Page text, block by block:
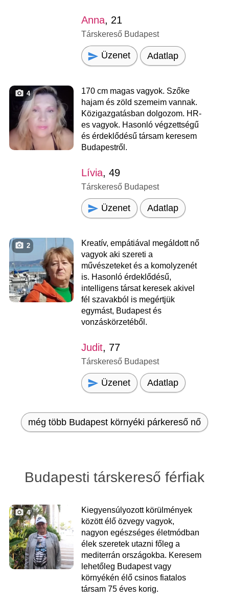
Anna, 21
Társkereső Budapest
Üzenet Adatlap
4
170 cm magas vagyok. Szőke
hajam és zöld szemeim vannak.
Közigazgatásban dolgozom. HR-
es vagyok. Hasonló végzettségű
és érdeklődésű társam keresem
Budapestről.
Lívia, 49
Társkereső Budapest
Üzenet Adatlap
2
Kreatív, empátiával megáldott nő
vagyok aki szereti a
művészeteket és a komolyzenét
is. Hasonló érdeklődésű,
intelligens társat keresek akivel
fél szavakból is megértjük
egymást, Budapest és
vonzáskörzetéből.
Judit, 77
Társkereső Budapest
Üzenet Adatlap
még több Budapest környéki párkereső nő
Budapesti társkereső férfiak
4
Kiegyensúlyozott körülmények
között élő özvegy vagyok,
nagyon egészséges életmódban
élek szeretek utazni főleg a
mediterrán országokba. Keresem
lehetőleg Budapest vagy
környékén élő csinos fiatalos
társam 75 éves korig.